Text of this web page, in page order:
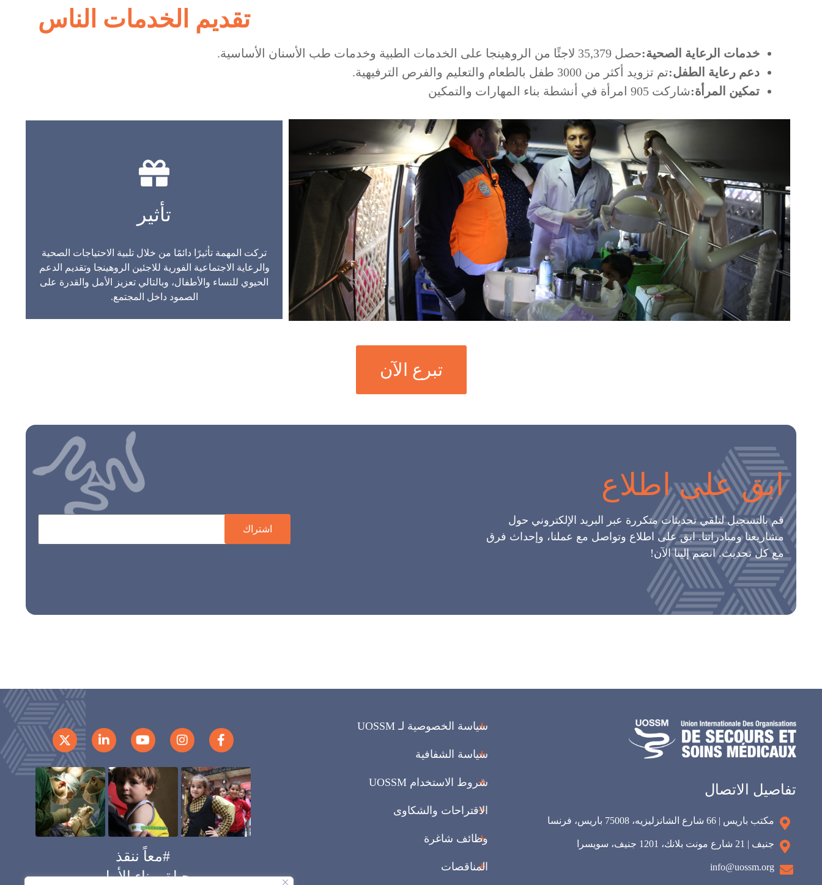
تقديم الخدمات الناس
خدمات الرعاية الصحية:حصل 35,379 لاجئًا من الروهينجا على الخدمات الطبية وخدمات طب الأسنان الأساسية.
دعم رعاية الطفل:تم تزويد أكثر من 3000 طفل بالطعام والتعليم والفرص الترفيهية.
تمكين المرأة:شاركت 905 امرأة في أنشطة بناء المهارات والتمكين
تأثير
تركت المهمة تأثيرًا دائمًا من خلال تلبية الاحتياجات الصحية
والرعاية الاجتماعية الفورية للاجئين الروهينجا وتقديم الدعم
الحيوي للنساء والأطفال، وبالتالي تعزيز الأمل والقدرة على
الصمود داخل المجتمع.
تبرع الآن
ابق على اطلاع
قم بالتسجيل لتلقي تحديثات متكررة عبر البريد الإلكتروني حول
مشاريعنا ومبادراتنا. ابق على اطلاع وتواصل مع عملنا، وإحداث فرق
مع كل تحديث. انضم إلينا الآن!
اشتراك
تفاصيل الاتصال
مكتب باريس | 66 شارع الشانزليزيه، 75008 باريس، فرنسا
جنيف | 21 شارع مونت بلانك، 1201 جنيف، سويسرا
info@uossm.org
سياسة الخصوصية لـ UOSSM
سياسة الشفافية
شروط الاستخدام UOSSM
الاقتراحات والشكاوى
وظائف شاغرة
المناقصات
#معاً ننقذ
حياة وبناء الأمل.